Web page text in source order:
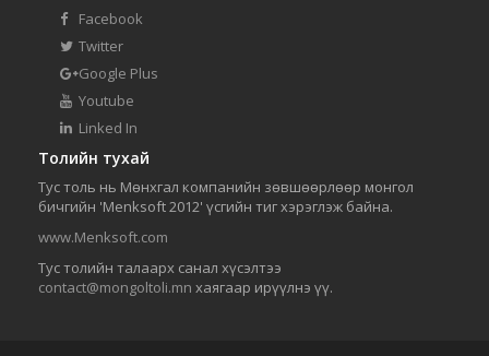
Facebook
Twitter
Google Plus
Youtube
Linked In
Толийн тухай
Тус толь нь Мөнхгал компанийн зөвшөөрлөөр монгол
бичгийн 'Menksoft 2012' үсгийн тиг хэрэглэж байна.
www.Menksoft.com
Тус толийн талаарх санал хүсэлтээ
contact@mongoltoli.mn хаягаар ирүүлнэ үү.